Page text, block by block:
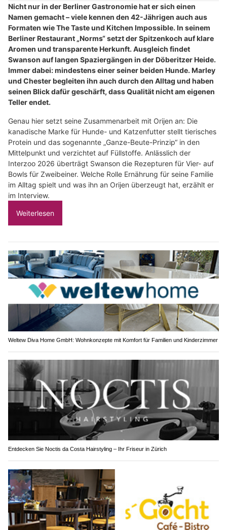
Nicht nur in der Berliner Gastronomie hat er sich einen
Namen gemacht – viele kennen den 42-Jährigen auch aus
Formaten wie The Taste und Kitchen Impossible. In seinem
Berliner Restaurant „Norms“ setzt der Spitzenkoch auf klare
Aromen und transparente Herkunft. Ausgleich findet
Swanson auf langen Spaziergängen in der Döberitzer Heide.
Immer dabei: mindestens einer seiner beiden Hunde. Marley
und Chester begleiten ihn auch durch den Alltag und haben
seinen Blick dafür geschärft, dass Qualität nicht am eigenen
Teller endet.
Genau hier setzt seine Zusammenarbeit mit Orijen an: Die
kanadische Marke für Hunde- und Katzenfutter stellt tierisches
Protein und das sogenannte „Ganze-Beute-Prinzip“ in den
Mittelpunkt und verzichtet auf Füllstoffe. Anlässlich der
Interzoo 2026 überträgt Swanson die Rezepturen für Vier- auf
Bowls für Zweibeiner. Welche Rolle Ernährung für seine Familie
im Alltag spielt und was ihn an Orijen überzeugt hat, erzählt er
im Interview.
Weiterlesen
Weltew Diva Home GmbH: Wohnkonzepte mit Komfort für Familien und Kinderzimmer
Entdecken Sie Noctis da Costa Hairstyling – Ihr Friseur in Zürich